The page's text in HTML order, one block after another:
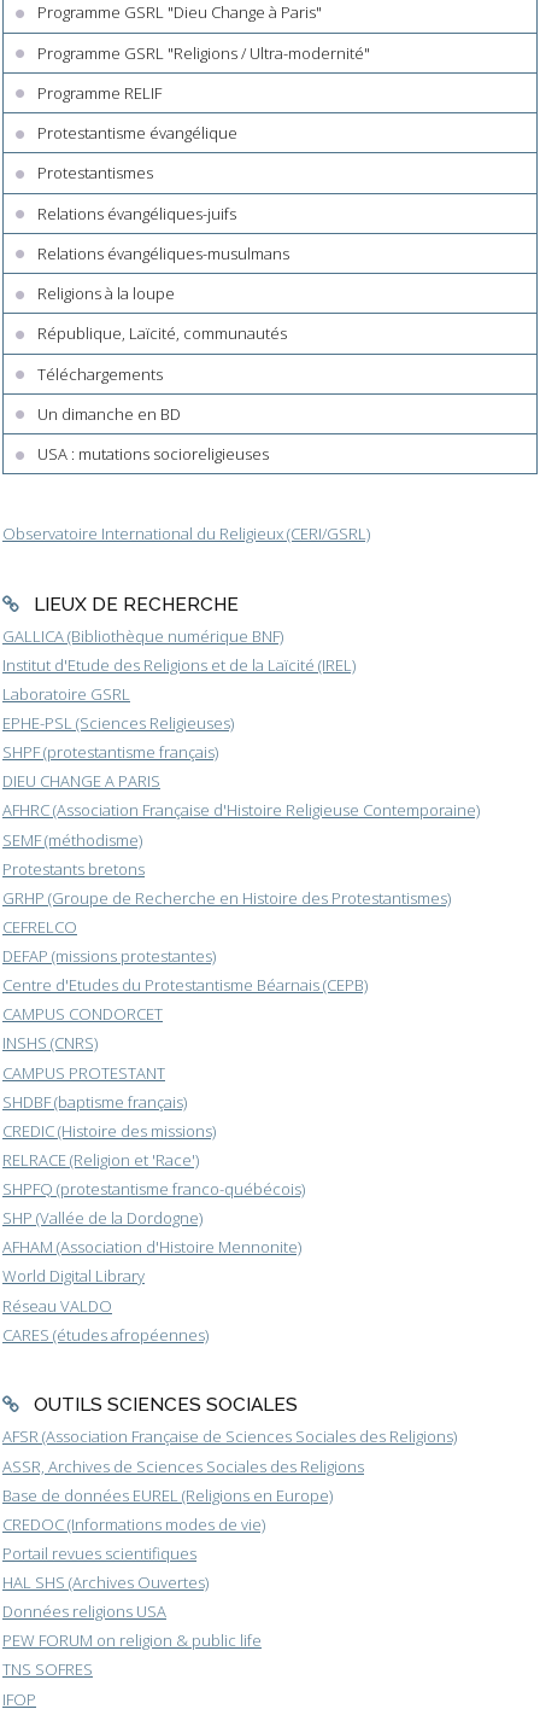
Programme GSRL "Dieu Change à Paris"
Programme GSRL "Religions / Ultra-modernité"
Programme RELIF
Protestantisme évangélique
Protestantismes
Relations évangéliques-juifs
Relations évangéliques-musulmans
Religions à la loupe
République, Laïcité, communautés
Téléchargements
Un dimanche en BD
USA : mutations socioreligieuses
Observatoire International du Religieux (CERI/GSRL)
LIEUX DE RECHERCHE
GALLICA (Bibliothèque numérique BNF)
Institut d'Etude des Religions et de la Laïcité (IREL)
Laboratoire GSRL
EPHE-PSL (Sciences Religieuses)
SHPF (protestantisme français)
DIEU CHANGE A PARIS
AFHRC (Association Française d'Histoire Religieuse Contemporaine)
SEMF (méthodisme)
Protestants bretons
GRHP (Groupe de Recherche en Histoire des Protestantismes)
CEFRELCO
DEFAP (missions protestantes)
Centre d'Etudes du Protestantisme Béarnais (CEPB)
CAMPUS CONDORCET
INSHS (CNRS)
CAMPUS PROTESTANT
SHDBF (baptisme français)
CREDIC (Histoire des missions)
RELRACE (Religion et 'Race')
SHPFQ (protestantisme franco-québécois)
SHP (Vallée de la Dordogne)
AFHAM (Association d'Histoire Mennonite)
World Digital Library
Réseau VALDO
CARES (études afropéennes)
OUTILS SCIENCES SOCIALES
AFSR (Association Française de Sciences Sociales des Religions)
ASSR, Archives de Sciences Sociales des Religions
Base de données EUREL (Religions en Europe)
CREDOC (Informations modes de vie)
Portail revues scientifiques
HAL SHS (Archives Ouvertes)
Données religions USA
PEW FORUM on religion & public life
TNS SOFRES
IFOP